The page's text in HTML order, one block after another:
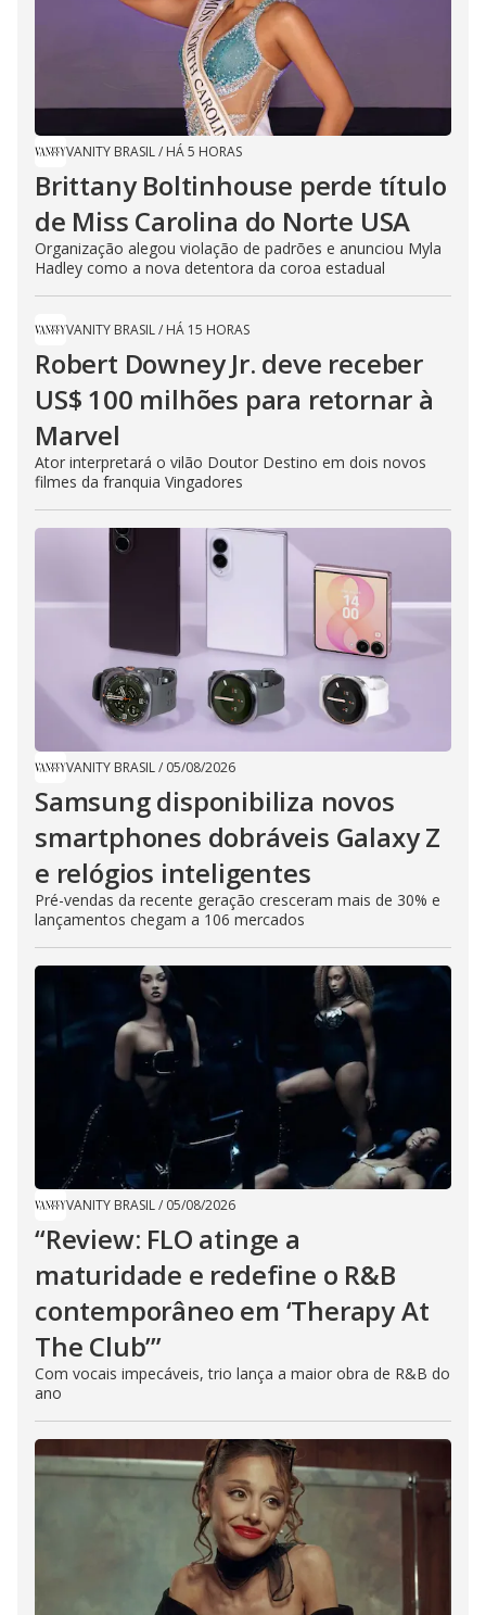
VANITY BRASIL/ HÁ 5 HORAS
Brittany Boltinhouse perde título
de Miss Carolina do Norte USA
Organização alegou violação de padrões e anunciou Myla
Hadley como a nova detentora da coroa estadual
VANITY BRASIL/ HÁ 15 HORAS
Robert Downey Jr. deve receber
US$ 100 milhões para retornar à
Marvel
Ator interpretará o vilão Doutor Destino em dois novos
filmes da franquia Vingadores
VANITY BRASIL/ 05/08/2026
Samsung disponibiliza novos
smartphones dobráveis Galaxy Z
e relógios inteligentes
Pré-vendas da recente geração cresceram mais de 30% e
lançamentos chegam a 106 mercados
VANITY BRASIL/ 05/08/2026
“Review: FLO atinge a
maturidade e redefine o R&B
contemporâneo em ‘Therapy At
The Club’”
Com vocais impecáveis, trio lança a maior obra de R&B do
ano